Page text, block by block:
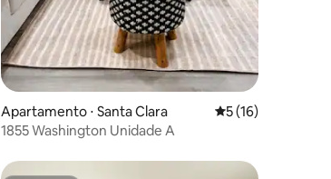
Apartamento ⋅ Santa Clara 5 de uma
5 (16)
1855 Washington Unidade A